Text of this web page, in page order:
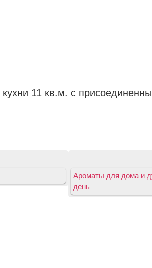
кухни 11 кв.м. с
Ароматы для дома и
день